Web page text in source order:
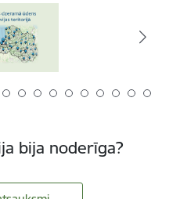
bija noderīga?